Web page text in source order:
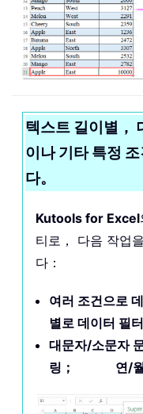
텍스트 길이별，
이나 기타 특정
다。
Kutools for Excel
티로， 다음 작업
다：
여러 조건으
별로 데이터 필
대문자/소문자
링； 연/월/일